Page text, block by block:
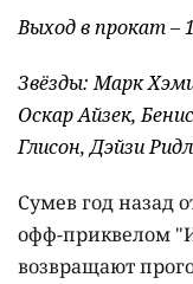
Выход в прокат –
Звёзды: Марк
Оскар Айзек,
Глисон, Дэйзи
Сумев год назад
офф-приквелом
возвращают